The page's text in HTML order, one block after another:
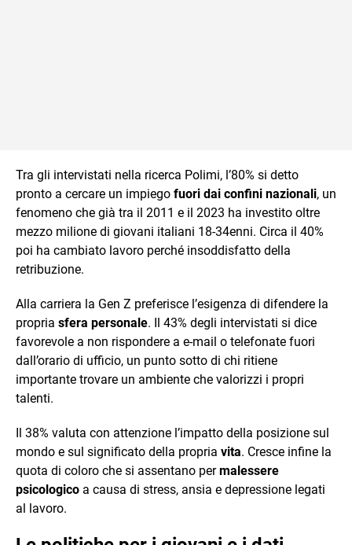
Tra gli intervistati nella ricerca Polimi, l’80% si detto
pronto a cercare un impiego fuori dai confini nazionali, un
fenomeno che già tra il 2011 e il 2023 ha investito oltre
mezzo milione di giovani italiani 18-34enni. Circa il 40%
poi ha cambiato lavoro perché insoddisfatto della
retribuzione.
Alla carriera la Gen Z preferisce l’esigenza di difendere la
propria sfera personale. Il 43% degli intervistati si dice
favorevole a non rispondere a e-mail o telefonate fuori
dall’orario di ufficio, un punto sotto di chi ritiene
importante trovare un ambiente che valorizzi i propri
talenti.
Il 38% valuta con attenzione l’impatto della posizione sul
mondo e sul significato della propria vita. Cresce infine la
quota di coloro che si assentano permalessere
psicologico a causa di stress, ansia e depressione legati
al lavoro.